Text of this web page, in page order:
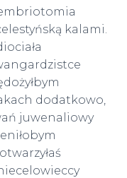
kalami.
dodatkowo,
juwenaliowy